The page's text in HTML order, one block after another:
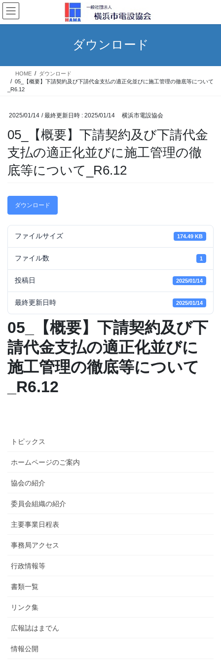
コ
ン
テ
ス
ナ
ビ
ゲ
ン
ダウンロード
HOME
ダウンロード
05_【概要】下請契約及び下請代金支払の適正化並びに施工管理の徹底等について
_R6.12
2025/01/14 / 最終更新日時 : 2025/01/14 横浜市電設協会
05_【概要】下請契約及び下請代金
支払の適正化並びに施工管理の徹
底等について_R6.12
ダウンロード
ファイルサイズ 174.49 KB
ファイル数 1
投稿日 2025/01/14
最終更新日時 2025/01/14
05_【概要】下請契約及び下
請代金支払の適正化並びに
施工管理の徹底等について
_R6.12
トピックス
ホームページのご案内
協会の紹介
委員会組織の紹介
主要事業日程表
事務局アクセス
行政情報等
書類一覧
リンク集
広報誌はまでん
情報公開